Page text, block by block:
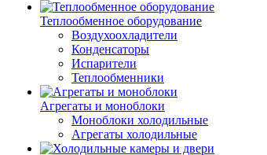
Теплообменное оборудование
Воздухоохладители
Конденсаторы
Испарители
Теплообменники
Агрегаты и моноблоки
Моноблоки холодильные
Агрегаты холодильные